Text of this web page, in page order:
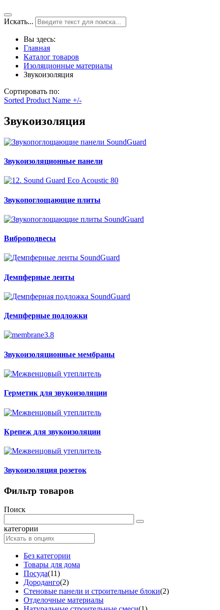
Искать...
Вы здесь:
Главная
Каталог товаров
Изоляционные материалы
Звукоизоляция
Сортировать по:
Sorted Product Name +/-
Звукоизоляция
Звукоизоляционные панели
Звукопоглощающие плиты
Виброподвесы
Демпферные ленты
Демпферные подложки
Звукоизоляционные мембраны
Герметик для звукоизоляции
Крепеж для звукоизоляции
Звукоизоляция розеток
Фильтр товаров
Поиск
категории
Без категории
Товары для дома
Посуда(11)
Дороданго(2)
Стеновые панели и строительные блоки(2)
Отделочные материалы